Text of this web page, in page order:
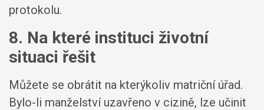
protokolu.
8. Na které instituci životní
situaci řešit
Můžete se obrátit na kterýkoliv matriční úřad.
Bylo-li manželství uzavřeno v cizině, lze učinit